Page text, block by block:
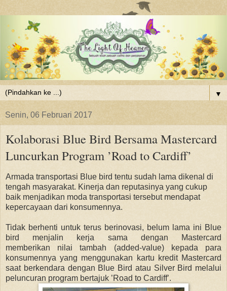
▼
Senin, 06 Februari 2017
Kolaborasi Blue Bird Bersama Mastercard
Luncurkan Program ’Road to Cardiff’
Armada transportasi Blue bird tentu sudah lama dikenal di
tengah masyarakat. Kinerja dan reputasinya yang cukup
baik menjadikan moda transportasi tersebut mendapat
kepercayaan dari konsumennya.
Tidak berhenti untuk terus berinovasi, belum lama ini Blue
bird menjalin kerja sama dengan Mastercard
memberikan nilai tambah (added-value) kepada para
konsumennya yang menggunakan kartu kredit Mastercard
saat berkendara dengan Blue Bird atau Silver Bird melalui
peluncuran program bertajuk ’Road to Cardiff’.